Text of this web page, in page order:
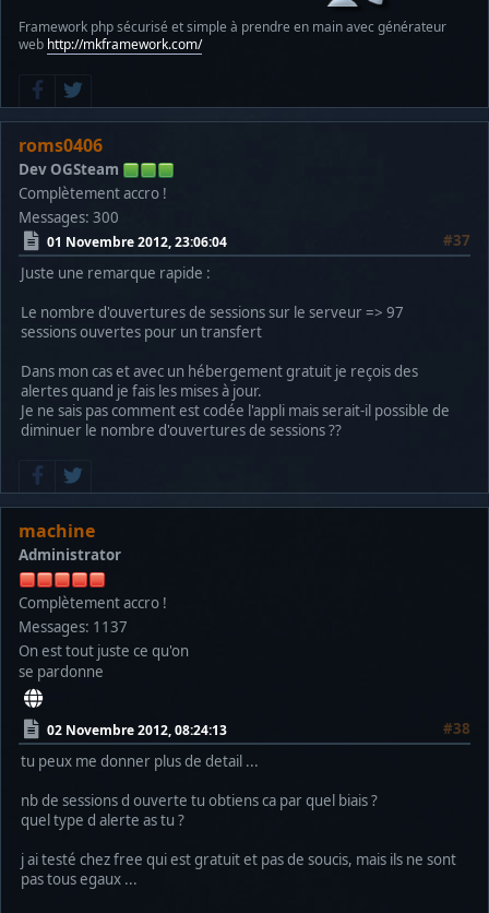
Framework php sécurisé et simple à prendre en main avec générateur
web http://mkframework.com/
roms0406
Dev OGSteam
Complètement accro !
Messages: 300
01 Novembre 2012, 23:06:04
#37
Juste une remarque rapide :
Le nombre d'ouvertures de sessions sur le serveur => 97
sessions ouvertes pour un transfert
Dans mon cas et avec un hébergement gratuit je reçois des
alertes quand je fais les mises à jour.
Je ne sais pas comment est codée l'appli mais serait-il possible de
diminuer le nombre d'ouvertures de sessions ??
machine
Administrator
Complètement accro !
Messages: 1137
On est tout juste ce qu'on
se pardonne
02 Novembre 2012, 08:24:13
#38
tu peux me donner plus de detail ...
nb de sessions d ouverte tu obtiens ca par quel biais ?
quel type d alerte as tu ?
j ai testé chez free qui est gratuit et pas de soucis, mais ils ne sont
pas tous egaux ...